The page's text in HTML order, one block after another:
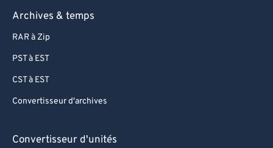
Archives & temps
RAR à Zip
PST à EST
CST à EST
Convertisseur d'archives
Convertisseur d'unités